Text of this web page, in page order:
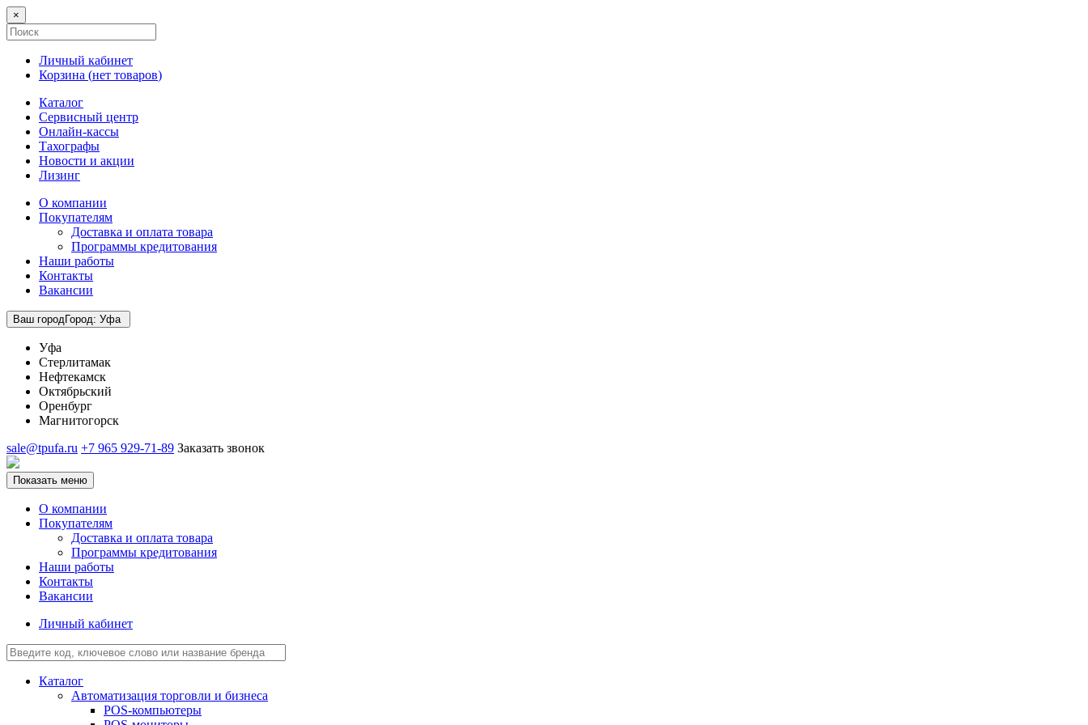
×
Личный кабинет
Корзина (нет товаров)
Каталог
Сервисный центр
Онлайн-кассы
Тахографы
Новости и акции
Лизинг
О компании
Покупателям
Доставка и оплата товара
Программы кредитования
Наши работы
Контакты
Вакансии
Ваш городГород: Уфа
Уфа
Стерлитамак
Нефтекамск
Октябрьский
Оренбург
Магнитогорск
sale@tpufa.ru +7 965 929-71-89 Заказать звонок
Показать меню
О компании
Покупателям
Доставка и оплата товара
Программы кредитования
Наши работы
Контакты
Вакансии
Личный кабинет
Каталог
Автоматизация торговли и бизнеса
POS-компьютеры